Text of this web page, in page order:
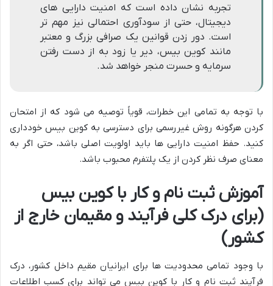
تجربه نشان داده است که امنیت دارایی های
دیجیتال، حتی از سودآوری احتمالی نیز مهم تر
است. دور زدن قوانین یک صرافی بزرگ و معتبر
مانند کوین بیس، دیر یا زود به از دست رفتن
سرمایه و حسرت منجر خواهد شد.
با توجه به تمامی این خطرات، قویاً توصیه می شود که از امتحان
کردن هرگونه روش غیررسمی برای دسترسی به کوین بیس خودداری
کنید. حفظ امنیت دارایی ها باید اولویت اصلی باشد، حتی اگر به
معنای صرف نظر کردن از یک پلتفرم محبوب باشد.
آموزش ثبت نام و کار با کوین بیس
(برای درک کلی فرآیند و مقیمان خارج از
کشور)
با وجود تمامی محدودیت ها برای ایرانیان مقیم داخل کشور، درک
فرآیند ثبت نام و کار با کوین بیس می تواند برای کسب اطلاعات